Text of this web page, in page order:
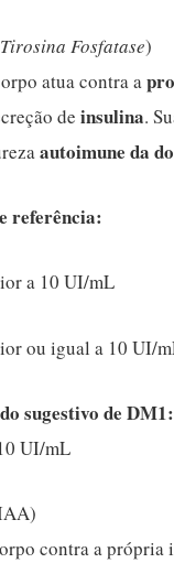
Fosfatase)
atua contra a
deinsulina.
autoimune da
referência:
a 10 UI/mL
ou igual a 10 UI/
sugestivo de DM1:
UI/mL
contra a própria